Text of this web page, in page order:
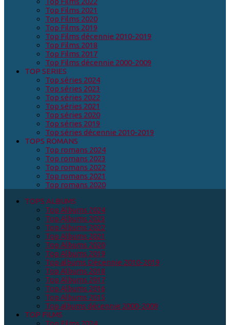
Top Films 2021
Top Films 2020
Top Films 2019
Top Films décennie 2010-2019
Top Films 2018
Top Films 2017
Top Films décennie 2000-2009
TOP SERIES
Top séries 2024
Top séries 2023
Top séries 2022
Top séries 2021
Top séries 2020
Top séries 2019
Top séries décennie 2010-2019
TOPS ROMANS
Top romans 2024
Top romans 2023
Top romans 2022
Top romans 2021
Top romans 2020
TOPS ALBUMS
Top Albums 2024
Top Albums 2023
Top Albums 2022
Top Albums 2021
Top Albums 2020
Top Albums 2019
Top albums Décennie 2010-2019
Top Albums 2018
Top Albums 2017
Top Albums 2016
Top Albums 2015
Top albums décennie 2000-2009
TOP FILMS